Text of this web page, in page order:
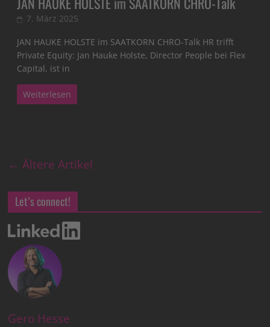
7. März 2025
JAN HAUKE HOLSTE im SAATKORN CHRO-Talk HR trifft
Private Equity: Jan Hauke Holste, Director People bei Flex
Capital, ist in
Weiterlesen
← Ältere Artikel
Let’s connect!
Gero Hesse